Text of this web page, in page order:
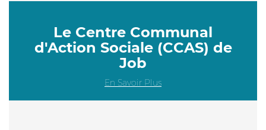
Le Centre Communal
d'Action Sociale (CCAS) de
Job
En Savoir Plus